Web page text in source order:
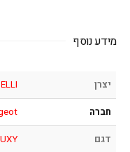
מידע נוסף
יצרן
חברה
דגם